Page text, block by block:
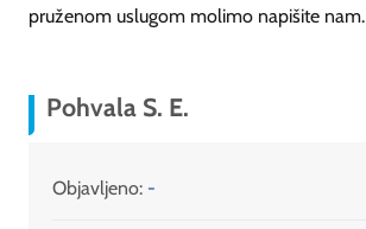
pruženom uslugom molimo napišite nam.
Pohvala S. E.
Objavljeno: -